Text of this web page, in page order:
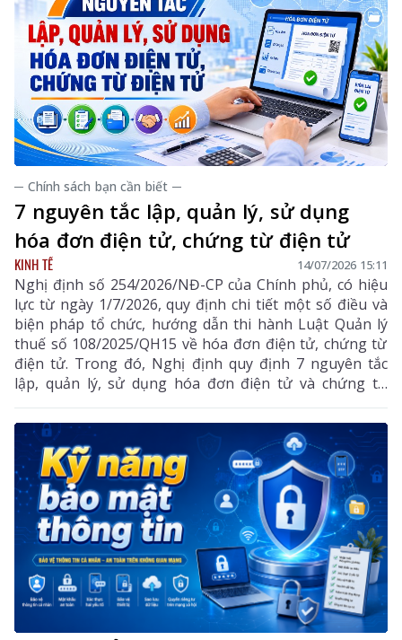
─ Chính sách bạn cần biết ─
7 nguyên tắc lập, quản lý, sử dụng
hóa đơn điện tử, chứng từ điện tử
KINH TẾ 14/07/2026 15:11
Nghị định số 254/2026/NĐ-CP của Chính phủ, có hiệu
lực từ ngày 1/7/2026, quy định chi tiết một số điều và
biện pháp tổ chức, hướng dẫn thi hành Luật Quản lý
thuế số 108/2025/QH15 về hóa đơn điện tử, chứng từ
điện tử. Trong đó, Nghị định quy định 7 nguyên tắc
lập, quản lý, sử dụng hóa đơn điện tử và chứng từ
điện tử, góp phần chuẩn hóa dữ liệu, tăng cường hiệu
quả quản lý thuế, bảo đảm tính minh bạch, chính xác
trong các giao dịch mua bán hàng hóa, cung cấp dịch
vụ, đồng thời tạo thuận lợi cho tổ chức, doanh nghiệp
và người dân trong quá trình thực hiện nghĩa vụ thuế.